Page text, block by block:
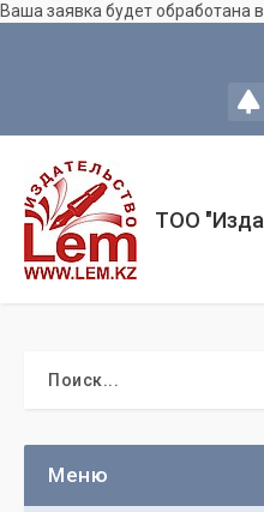
Ваша заявка будет
ТОО